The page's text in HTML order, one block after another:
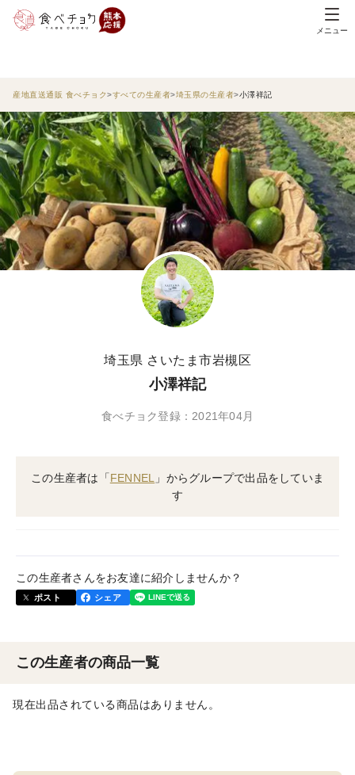
メニュー
産地直送通販 食べチョク すべての生産者 埼玉県の生産者 小澤祥記
埼玉県 さいたま市岩槻区
小澤祥記
食べチョク登録：2021年04月
この生産者は「FENNEL
」からグループで出品をしていま
す
この生産者さんをお友達に紹介しませんか？
ポスト シェア
この生産者の商品一覧
現在出品されている商品はありません。